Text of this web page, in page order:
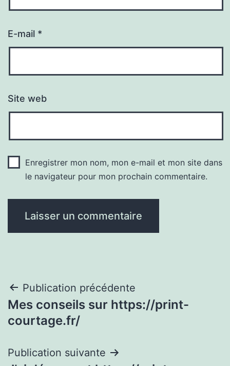
E-mail *
Site web
Enregistrer mon nom, mon e-mail et mon site dans
le navigateur pour mon prochain commentaire.
Navigation
de
Publication précédente
Mes conseils sur https://print-
courtage.fr/
Publication suivante